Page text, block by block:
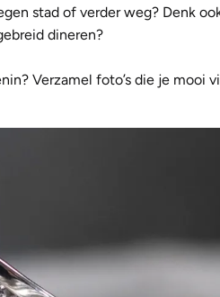
stad of verder weg? Denk
dineren?
Verzamel foto’s die je mooi